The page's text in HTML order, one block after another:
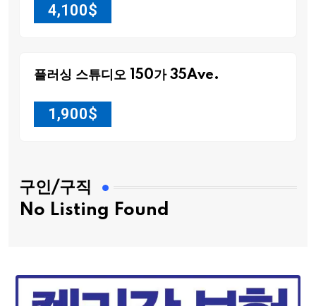
4,100$
플러싱 스튜디오 150가 35Ave.
1,900$
구인/구직
No Listing Found